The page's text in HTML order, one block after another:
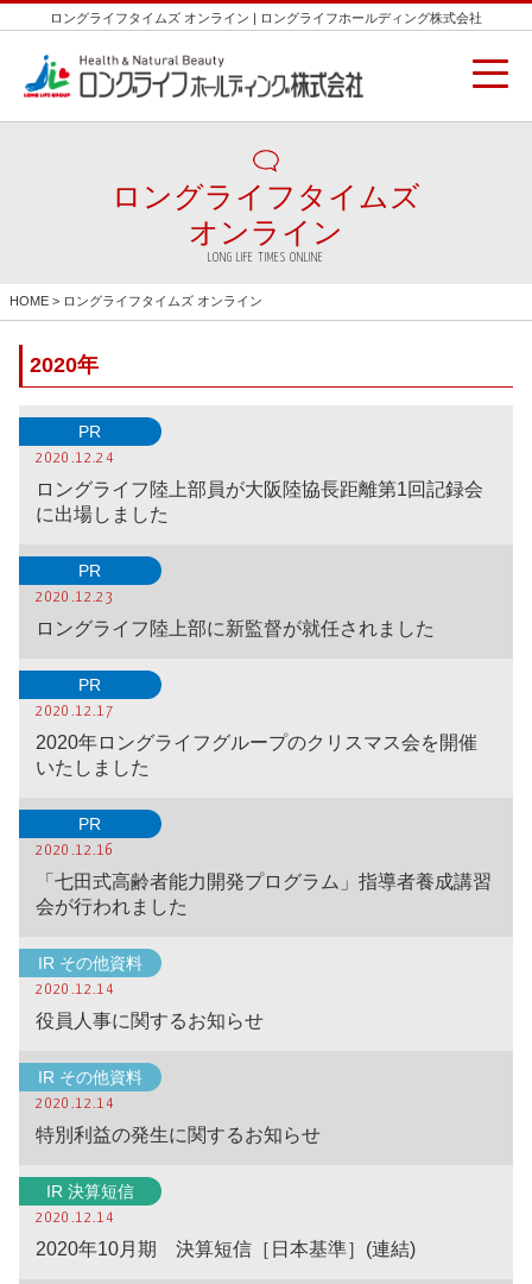
ロングライフタイムズ オンライン | ロングライフホールディング株式会社
ロングライフタイムズ
オンライン
LONG LIFE TIMES ONLINE
HOME > ロングライフタイムズ オンライン
2020年
PR
2020.12.24
ロングライフ陸上部員が大阪陸協長距離第1回記録会
に出場しました
PR
2020.12.23
ロングライフ陸上部に新監督が就任されました
PR
2020.12.17
2020年ロングライフグループのクリスマス会を開催
いたしました
PR
2020.12.16
「七田式高齢者能力開発プログラム」指導者養成講習
会が行われました
IR その他資料
2020.12.14
役員人事に関するお知らせ
IR その他資料
2020.12.14
特別利益の発生に関するお知らせ
IR 決算短信
2020.12.14
2020年10月期 決算短信［日本基準］(連結)